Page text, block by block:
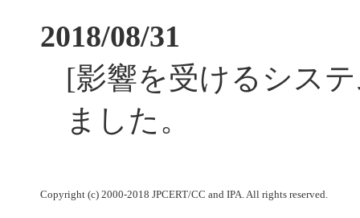
2018/08/31
[影響を受けるシス
ました。
Copyright (c) 2000-2018 JPCERT/CC and IPA. All rights reserved.